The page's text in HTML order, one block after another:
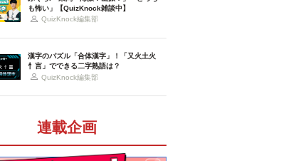
も怖い」【QuizKnock雑談中】
QuizKnock編集部
漢字のパズル「合体漢字」！「又火土火
忄言」でできる二字熟語は？
QuizKnock編集部
連載企画